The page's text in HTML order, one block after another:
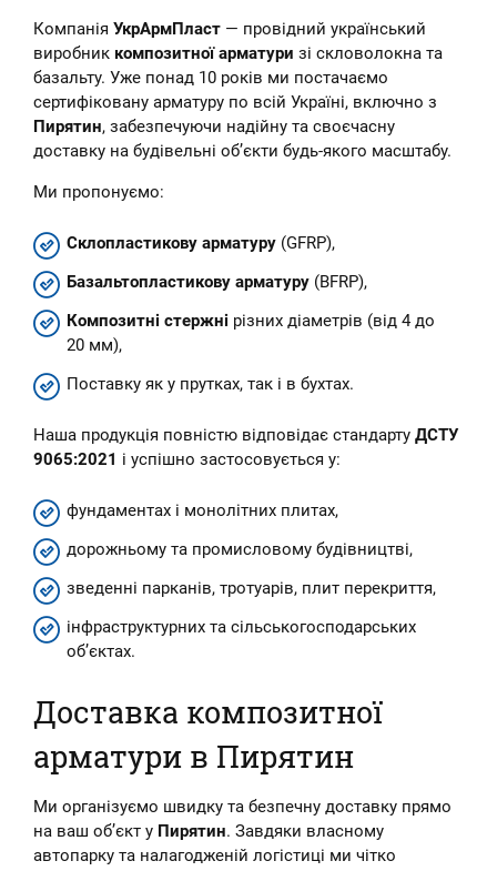
купити композитні кілочки для
рослин – овочів, кві...
Компанія УкрАрмПласт — провідний український
виробник композитної арматури зі скловолокна та
базальту. Уже понад 10 років ми постачаємо
сертифіковану арматуру по всій Україні, включно з
Пирятин, забезпечуючи надійну та своєчасну
доставку на будівельні об’єкти будь-якого масштабу.
Ми пропонуємо:
Склопластикову арматуру (GFRP),
Базальтопластикову арматуру (BFRP),
Композитні стержні різних діаметрів (від 4 до
20 мм),
Поставку як у прутках, так і в бухтах.
Наша продукція повністю відповідає стандарту ДСТУ
9065:2021 і успішно застосовується у:
фундаментах і монолітних плитах,
дорожньому та промисловому будівництві,
зведенні парканів, тротуарів, плит перекриття,
інфраструктурних та сільськогосподарських
об’єктах.
Доставка композитної
арматури в Пирятин
Ми організуємо швидку та безпечну доставку прямо
на ваш об’єкт у Пирятин. Завдяки власному
автопарку та налагодженій логістиці ми чітко